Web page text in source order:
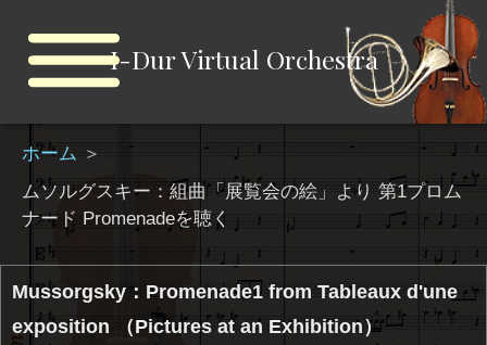
I-Dur Virtual Orchestra
ホーム ＞
ムソルグスキー：組曲「展覧会の絵」より 第1プロム
ナード Promenadeを聴く
Mussorgsky：Promenade1 from Tableaux d'une
exposition （Pictures at an Exhibition）